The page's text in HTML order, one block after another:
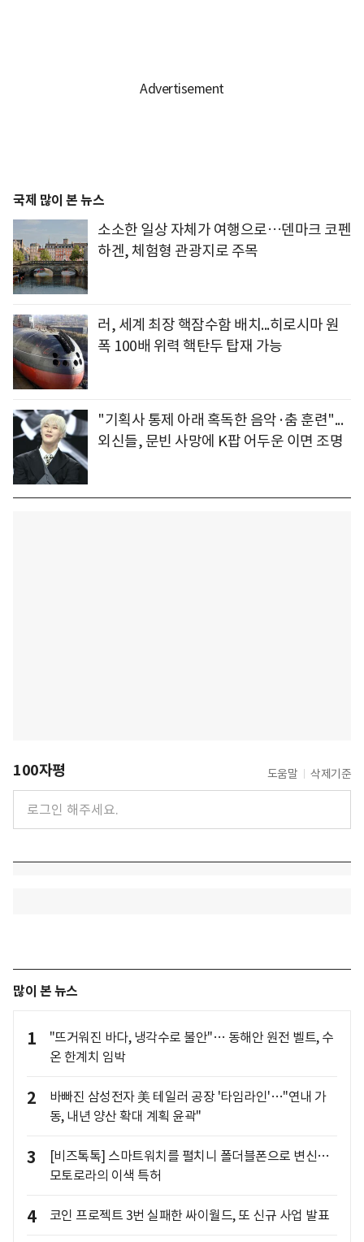
국제 많이 본 뉴스
소소한 일상 자체가 여행으로…덴마크 코펜
하겐, 체험형 관광지로 주목
러, 세계 최장 핵잠수함 배치...히로시마 원
폭 100배 위력 핵탄두 탑재 가능
"기획사 통제 아래 혹독한 음악·춤 훈련"...
외신들, 문빈 사망에 K팝 어두운 이면 조명
100자평 도움말 삭제기준
많이 본 뉴스
1
"뜨거워진 바다, 냉각수로 불안"… 동해안 원전 벨트, 수
온 한계치 임박
2
바빠진 삼성전자 美 테일러 공장 '타임라인'…"연내 가
동, 내년 양산 확대 계획 윤곽"
3
[비즈톡톡] 스마트워치를 펼치니 폴더블폰으로 변신…
모토로라의 이색 특허
4 코인 프로젝트 3번 실패한 싸이월드, 또 신규 사업 발표